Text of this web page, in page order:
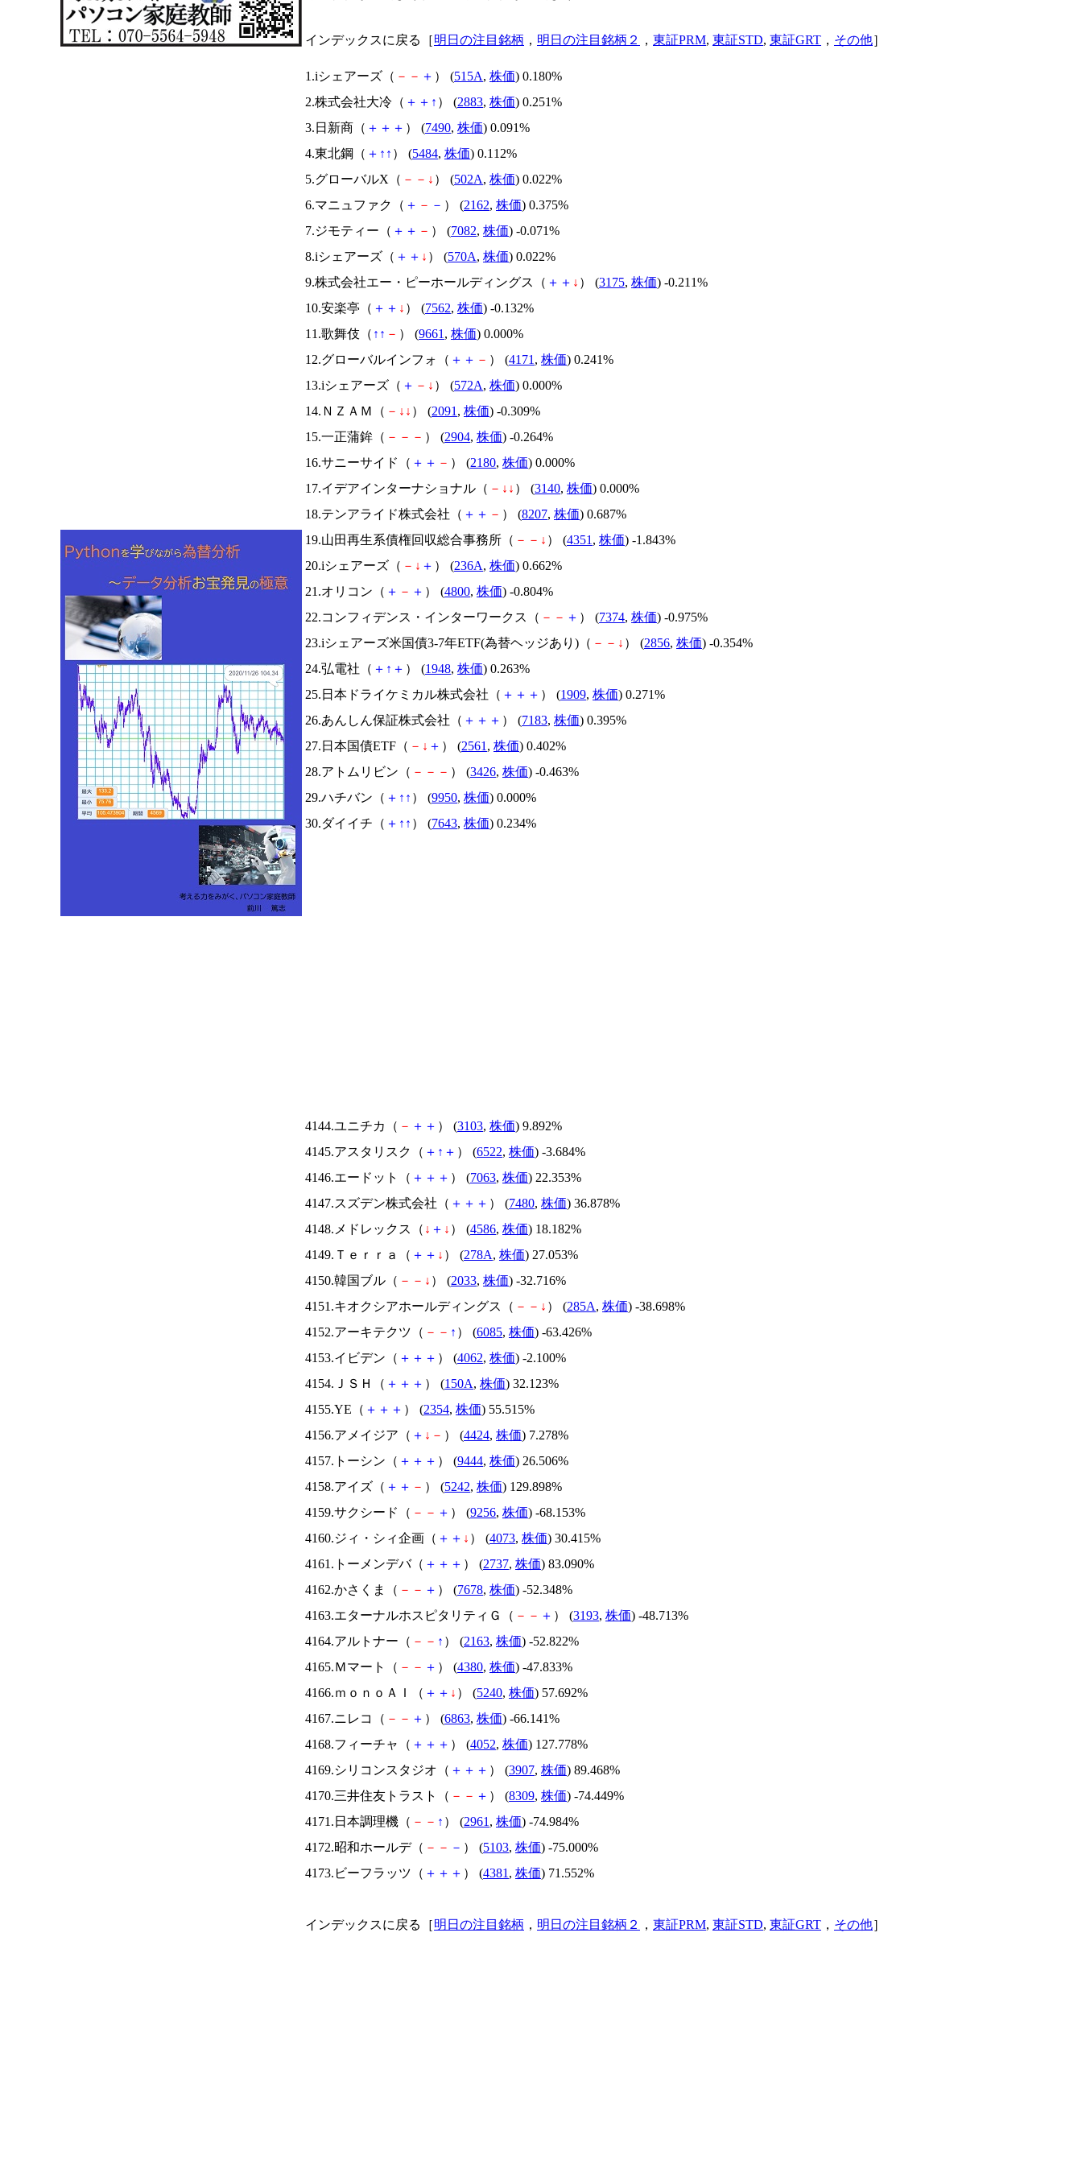
インデックスに戻る［明日の注目銘柄 ， 明日の注目銘柄２ ， 東証PRM, 東証STD, 東証GRT ， その他］
1.iシェアーズ（ － － ＋ ） (515A, 株価) 0.180%
2.株式会社大冷（ ＋ ＋ ↑ ） (2883, 株価) 0.251%
3.日新商（ ＋ ＋ ＋ ） (7490, 株価) 0.091%
4.東北鋼（ ＋ ↑ ↑ ） (5484, 株価) 0.112%
5.グローバルX（ － － ↓ ） (502A, 株価) 0.022%
6.マニュファク（ ＋ － － ） (2162, 株価) 0.375%
7.ジモティー（ ＋ ＋ － ） (7082, 株価) -0.071%
8.iシェアーズ（ ＋ ＋ ↓ ） (570A, 株価) 0.022%
9.株式会社エー・ピーホールディングス（ ＋ ＋ ↓ ） (3175, 株価) -0.211%
10.安楽亭（ ＋ ＋ ↓ ） (7562, 株価) -0.132%
11.歌舞伎（ ↑ ↑ － ） (9661 , 株価) 0.000%
12.グローバルインフォ（ ＋ ＋ － ） (4171 , 株価) 0.241%
13.iシェアーズ（ ＋ － ↓ ） (572A, 株価) 0.000%
14.ＮＺＡＭ（ － ↓ ↓ ） (2091 , 株価) -0.309%
15.一正蒲鉾（ － － － ） (2904, 株価) -0.264%
16.サニーサイド（ ＋ ＋ － ） (2180, 株価) 0.000%
17.イデアインターナショナル（ － ↓ ↓ ） (3140, 株価) 0.000%
18.テンアライド株式会社（ ＋ ＋ － ） (8207, 株価) 0.687%
19.山田再生系債権回収総合事務所（ － － ↓ ） (4351 , 株価) -1.843%
20.iシェアーズ（ － ↓ ＋ ） (236A, 株価) 0.662%
21.オリコン（ ＋ － ＋ ） (4800, 株価) -0.804%
22.コンフィデンス・インターワークス（ － － ＋ ） (7374, 株価) -0.975%
23.iシェアーズ米国債3-7年ETF(為替ヘッジあり)（ － － ↓ ） (2856, 株価) -0.354%
24.弘電社（ ＋ ↑ ＋ ） (1948, 株価) 0.263%
25.日本ドライケミカル株式会社（ ＋ ＋ ＋ ） (1909, 株価) 0.271%
26.あんしん保証株式会社（ ＋ ＋ ＋ ） (7183, 株価) 0.395%
27.日本国債ETF（ － ↓ ＋ ） (2561 , 株価) 0.402%
28.アトムリビン（ － － － ） (3426, 株価) -0.463%
29.ハチバン（ ＋ ↑ ↑ ） (9950, 株価) 0.000%
30.ダイイチ（ ＋ ↑ ↑ ） (7643, 株価) 0.234%
4144.ユニチカ（ － ＋ ＋ ） (3103, 株価) 9.892%
4145.アスタリスク（ ＋ ↑ ＋ ） (6522, 株価) -3.684%
4146.エードット（ ＋ ＋ ＋ ） (7063, 株価) 22.353%
4147.スズデン株式会社（ ＋ ＋ ＋ ） (7480, 株価) 36.878%
4148.メドレックス（ ↓ ＋ ↓ ） (4586, 株価) 18.182%
4149.Ｔｅｒｒａ（ ＋ ＋ ↓ ） (278A, 株価) 27.053%
4150.韓国ブル（ － － ↓ ） (2033, 株価) -32.716%
4151.キオクシアホールディングス（ － － ↓ ） (285A, 株価) -38.698%
4152.アーキテクツ（ － － ↑ ） (6085, 株価) -63.426%
4153.イビデン（ ＋ ＋ ＋ ） (4062, 株価) -2.100%
4154.ＪＳＨ（ ＋ ＋ ＋ ） (150A, 株価) 32.123%
4155.YE（ ＋ ＋ ＋ ） (2354, 株価) 55.515%
4156.アメイジア（ ＋ ↓ － ） (4424, 株価) 7.278%
4157.トーシン（ ＋ ＋ ＋ ） (9444, 株価) 26.506%
4158.アイズ（ ＋ ＋ － ） (5242, 株価) 129.898%
4159.サクシード（ － － ＋ ） (9256, 株価) -68.153%
4160.ジィ・シィ企画（ ＋ ＋ ↓ ） (4073, 株価) 30.415%
4161.トーメンデバ（ ＋ ＋ ＋ ） (2737, 株価) 83.090%
4162.かさくま（ － － ＋ ） (7678, 株価) -52.348%
4163.エターナルホスピタリティＧ（ － － ＋ ） (3193, 株価) -48.713%
4164.アルトナー（ － － ↑ ） (2163, 株価) -52.822%
4165.Ｍマート（ － － ＋ ） (4380, 株価) -47.833%
4166.ｍｏｎｏＡＩ（ ＋ ＋ ↓ ） (5240, 株価) 57.692%
4167.ニレコ（ － － ＋ ） (6863, 株価) -66.141%
4168.フィーチャ（ ＋ ＋ ＋ ） (4052, 株価) 127.778%
4169.シリコンスタジオ（ ＋ ＋ ＋ ） (3907, 株価) 89.468%
4170.三井住友トラスト（ － － ＋ ） (8309, 株価) -74.449%
4171.日本調理機（ － － ↑ ） (2961 , 株価) -74.984%
4172.昭和ホールデ（ － － － ） (5103, 株価) -75.000%
4173.ビーフラッツ（ ＋ ＋ ＋ ） (4381 , 株価) 71.552%
インデックスに戻る［明日の注目銘柄 ， 明日の注目銘柄２ ， 東証PRM, 東証STD, 東証GRT ， その他］